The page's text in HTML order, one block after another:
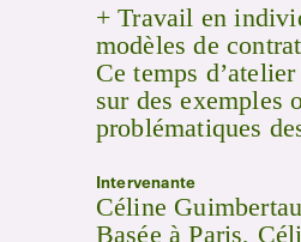
+ Travail en
modèles de
Ce temps
sur des exemples
problématiques
Intervenante
Céline
Basée à Paris,